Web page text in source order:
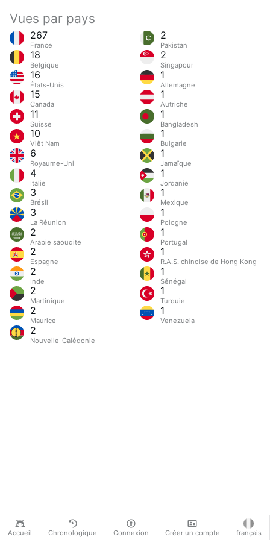
Accueil Chronologique Connexion Créer un compte français
Vues par pays
267
France
18
Belgique
16
États-Unis
15
Canada
11
Suisse
10
Viêt Nam
6
Royaume-Uni
4
Italie
3
Brésil
3
La Réunion
2
Arabie saoudite
2
Espagne
2
Inde
2
Martinique
2
Maurice
2
Nouvelle-Calédonie
2
Pakistan
2
Singapour
1
Allemagne
1
Autriche
1
Bangladesh
1
Bulgarie
1
Jamaïque
1
Jordanie
1
Mexique
1
Pologne
1
Portugal
1
R.A.S. chinoise de Hong Kong
1
Sénégal
1
Turquie
1
Venezuela